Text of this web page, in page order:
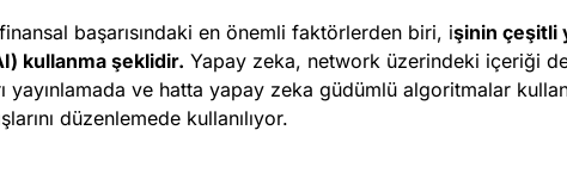
finansal başarısındaki en önemli faktörlerden biri, işinin çeşitli
kullanma şeklidir. Yapay zeka, network üzerindeki içeriği
yayınlamada ve hatta yapay zeka güdümlü algoritmalar
düzenlemede kullanılıyor.